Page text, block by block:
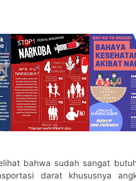
bahwa sudah sangat
darat khususnya